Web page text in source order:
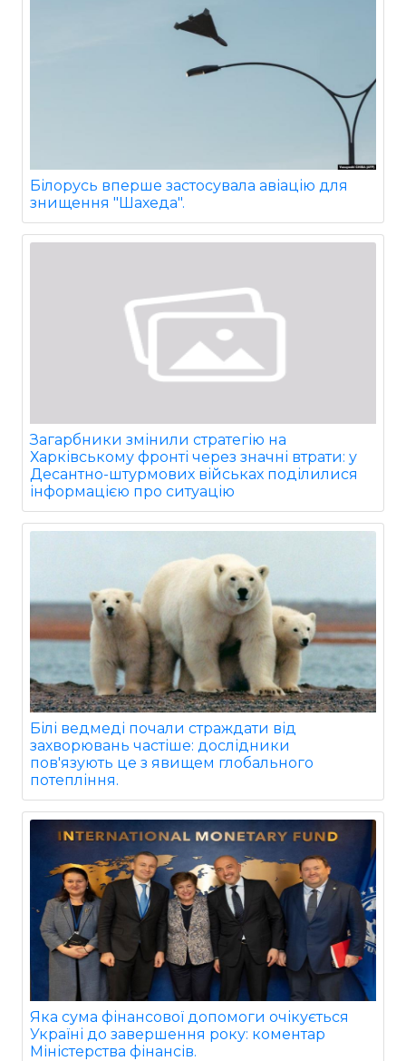
Білорусь вперше застосувала авіацію для
знищення "Шахеда".
Загарбники змінили стратегію на
Харківському фронті через значні втрати: у
Десантно-штурмових військах поділилися
інформацією про ситуацію
Білі ведмеді почали страждати від
захворювань частіше: дослідники
пов'язують це з явищем глобального
потепління.
Яка сума фінансової допомоги очікується
Україні до завершення року: коментар
Міністерства фінансів.